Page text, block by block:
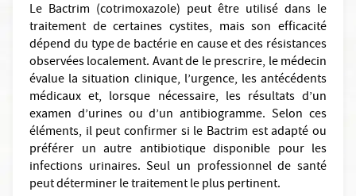
Le Bactrim (cotrimoxazole) peut être utilisé dans le
traitement de certaines cystites, mais son efficacité
dépend du type de bactérie en cause et des résistances
observées localement. Avant de le prescrire, le médecin
évalue la situation clinique, l’urgence, les antécédents
médicaux et, lorsque nécessaire, les résultats d’un
examen d’urines ou d’un antibiogramme. Selon ces
éléments, il peut confirmer si le Bactrim est adapté ou
préférer un autre antibiotique disponible pour les
infections urinaires. Seul un professionnel de santé
peut déterminer le traitement le plus pertinent.